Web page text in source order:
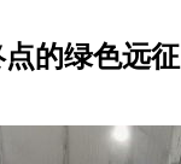
的绿色远征